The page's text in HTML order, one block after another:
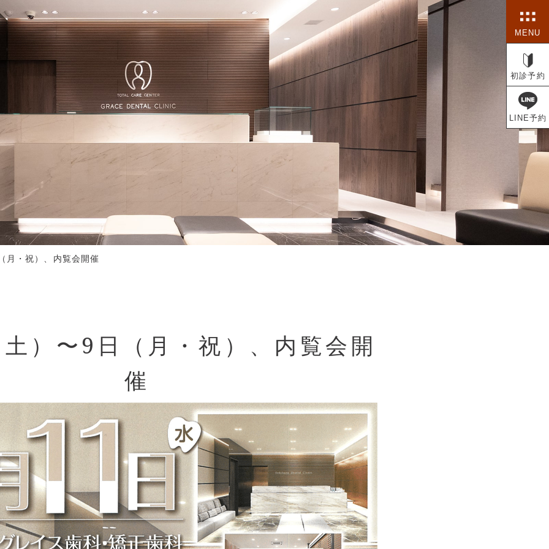
MENU
初診予約
LINE予約
月・祝）、内覧会開催
）〜9日（月・祝）、内覧会開
催